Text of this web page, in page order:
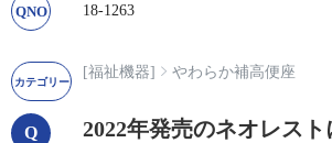
18-1263
[福祉機器] やわらか補高便座
2022年発売のネオレス